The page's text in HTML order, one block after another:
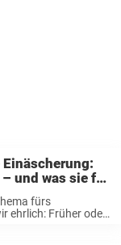
und was sie für
fürs
ehrlich: Früher oder